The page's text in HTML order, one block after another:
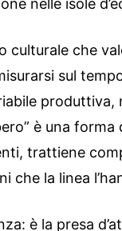
culturale che
sul
è una
trattiene
che la linea
è la presa